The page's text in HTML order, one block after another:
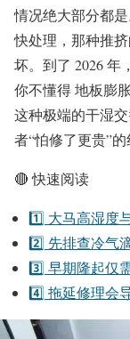
情况绝大部分都
快处理，那种推
坏。到了 2026 年
你不懂得 地板膨
这种极端的干湿
者“怕修了更贵”
🔴 快速阅读
1️⃣ 大马高湿度
2️⃣ 先排查冷气
3️⃣ 早期隆起仅
4️⃣ 拖延修理会